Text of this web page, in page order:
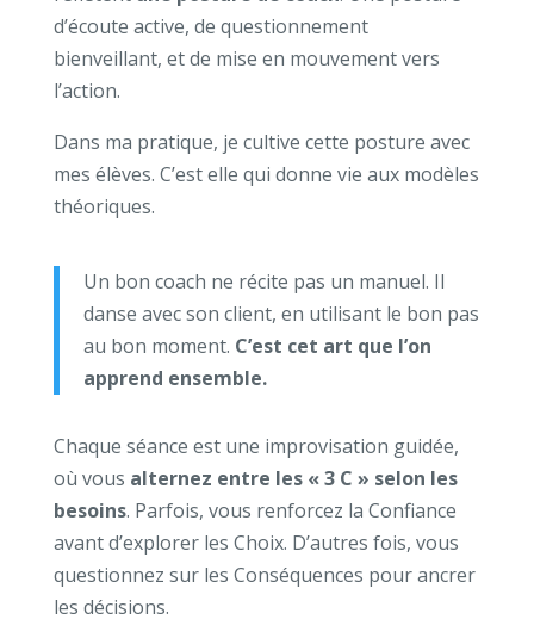
d’écoute active, de questionnement
bienveillant, et de mise en mouvement vers
l’action.
Dans ma pratique, je cultive cette posture avec
mes élèves. C’est elle qui donne vie aux modèles
théoriques.
Un bon coach ne récite pas un manuel. Il
danse avec son client, en utilisant le bon pas
au bon moment. C’est cet art que l’on
apprend ensemble.
Chaque séance est une improvisation guidée,
où vous alternez entre les « 3 C » selon les
besoins. Parfois, vous renforcez la Confiance
avant d’explorer les Choix. D’autres fois, vous
questionnez sur les Conséquences pour ancrer
les décisions.